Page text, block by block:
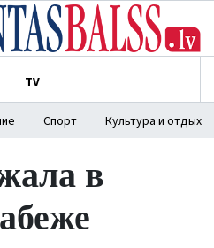
TV
Спорт Культура и отдых
в